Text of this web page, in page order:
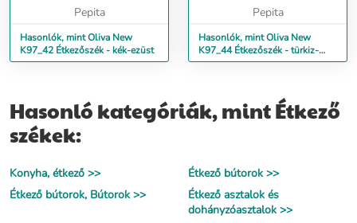
Pepita
Hasonlók, mint Oliva New
K97_42 Étkezőszék - kék-ezüst
Pepita
Hasonlók, mint Oliva New
K97_44 Étkezőszék - türkiz-
ezüst
Hasonló kategóriák, mint Étkező
székek:
Konyha, étkező >>
Étkező bútorok >>
Étkező bútorok, Bútorok >>
Étkező asztalok és
dohányzóasztalok >>